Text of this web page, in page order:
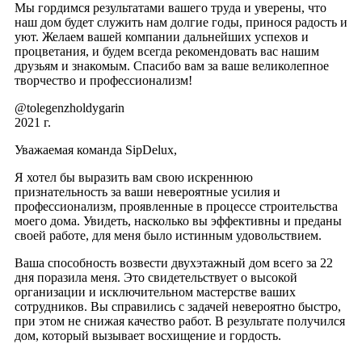
Мы гордимся результатами вашего труда и уверены, что
наш дом будет служить нам долгие годы, принося радость и
уют. Желаем вашей компании дальнейших успехов и
процветания, и будем всегда рекомендовать вас нашим
друзьям и знакомым. Спасибо вам за ваше великолепное
творчество и профессионализм!
@tolegenzholdygarin
2021 г.
Уважаемая команда SipDelux,
Я хотел бы выразить вам свою искреннюю
признательность за ваши невероятные усилия и
профессионализм, проявленные в процессе строительства
моего дома. Увидеть, насколько вы эффективны и преданы
своей работе, для меня было истинным удовольствием.
Ваша способность возвести двухэтажный дом всего за 22
дня поразила меня. Это свидетельствует о высокой
организации и исключительном мастерстве ваших
сотрудников. Вы справились с задачей невероятно быстро,
при этом не снижая качество работ. В результате получился
дом, который вызывает восхищение и гордость.